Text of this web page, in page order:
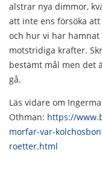
alstrar nya dimmor,
att inte ens försöka
och hur vi har
motstridiga krafter.
bestämt mål men det
gå.
Läs vidare om
Othman: https://
morfar-var-
roetter.html